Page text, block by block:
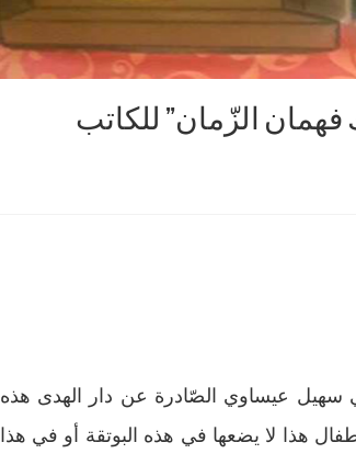
الزّمان” للكاتب
عيساوي الصّادرة عن دار الهدى هذه
للأطفال هذا لا يضعها في هذه البوتقة أو في هذا